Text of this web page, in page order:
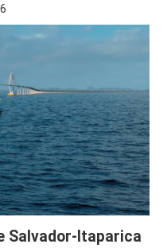
Salvador-Itaparica